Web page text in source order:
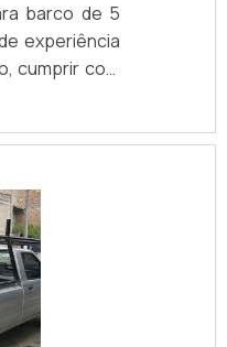
barco de 5
experiência
cumprir com
Sendo
poderá ser
a vida de
barcos são
de
de
por muitos